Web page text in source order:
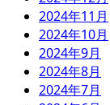
2024年11月
2024年10月
2024年9月
2024年8月
2024年7月